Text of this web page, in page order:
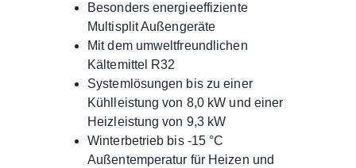
Besonders energieeffiziente
Multisplit Außengeräte
Mit dem umweltfreundlichen
Kältemittel R32
Systemlösungen bis zu einer
Kühlleistung von 8,0 kW und einer
Heizleistung von 9,3 kW
Winterbetrieb bis -15 °C
Außentemperatur für Heizen und